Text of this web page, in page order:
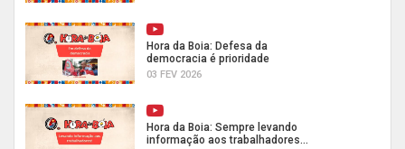
Hora da Boia: Defesa da
democracia é prioridade
03 FEV 2026
Hora da Boia: Sempre levando
informação aos trabalhadores...